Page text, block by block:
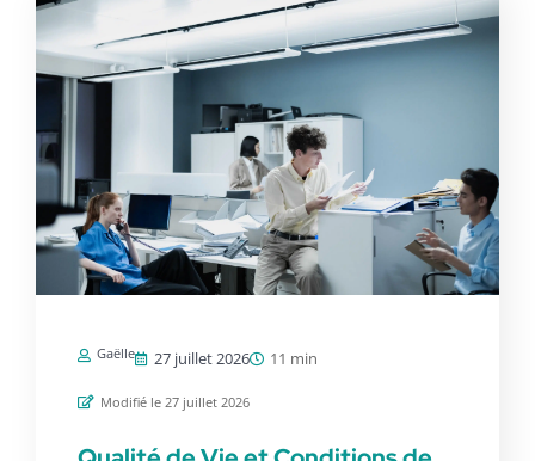
Gaëlle 27 juillet 2026 11 min
Modifié le 27 juillet 2026